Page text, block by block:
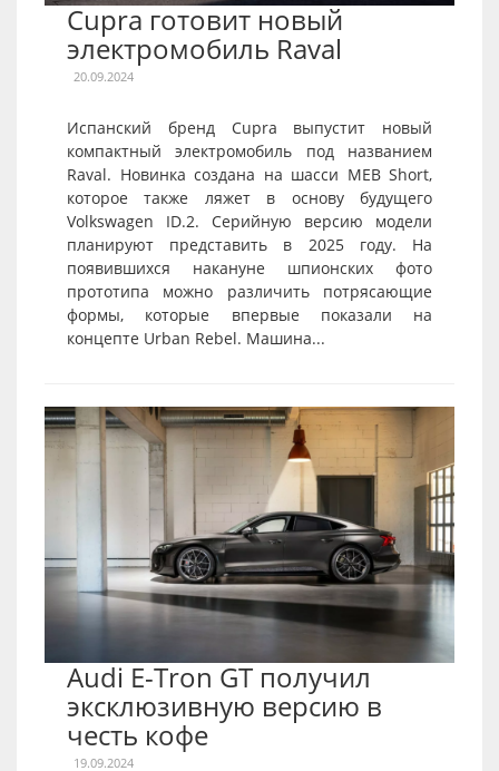
Cupra готовит новый
электромобиль Raval
20.09.2024
Испанский бренд Cupra выпустит новый
компактный электромобиль под названием
Raval. Новинка создана на шасси MEB Short,
которое также ляжет в основу будущего
Volkswagen ID.2. Серийную версию модели
планируют представить в 2025 году. На
появившихся накануне шпионских фото
прототипа можно различить потрясающие
формы, которые впервые показали на
концепте Urban Rebel. Машина...
Audi E-Tron GT получил
эксклюзивную версию в
честь кофе
19.09.2024